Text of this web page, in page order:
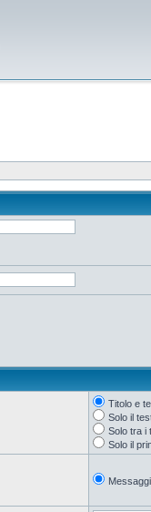
Titolo e
Solo il
Solo tra i
Solo il
Messaggi